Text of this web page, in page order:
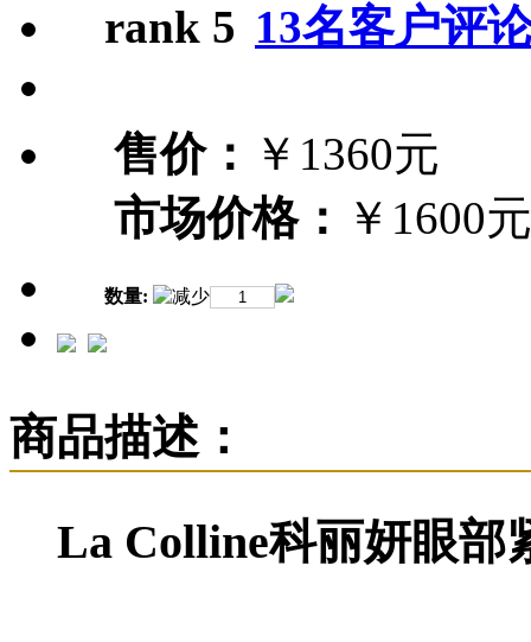
13名客户评
售价： ￥1360元
市场价格： ￥1600元
数量:
商品描述：
La Colline科丽妍眼部